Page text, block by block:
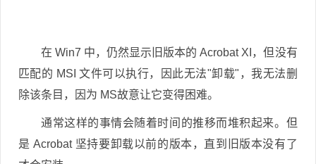
在 Win7 中，仍然显示旧版本的 Acrobat XI，但没有
匹配的 MSI 文件可以执行，因此无法"卸载"，我无法删
除该条目，因为 MS故意让它变得困难。
通常这样的事情会随着时间的推移而堆积起来。但
是 Acrobat 坚持要卸载以前的版本，直到旧版本没有了